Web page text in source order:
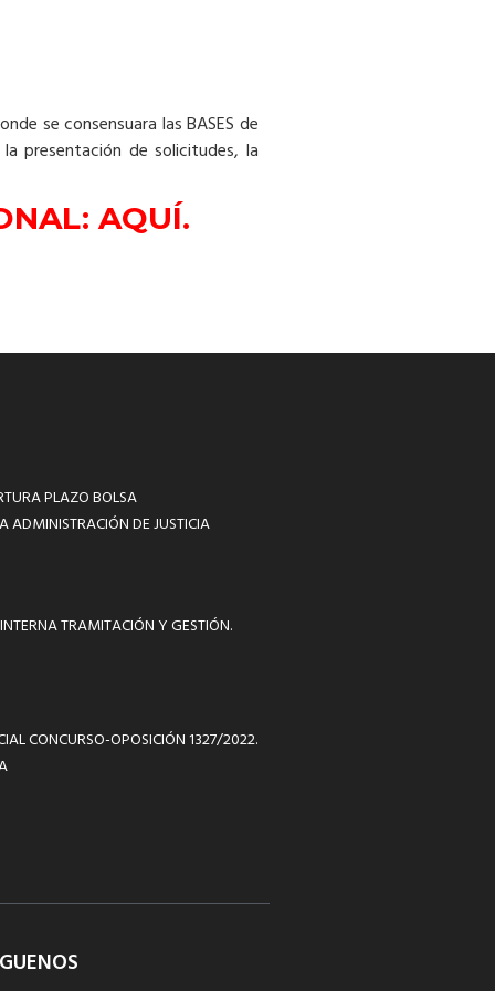
se consensuara las BASES de
presentación de solicitudes, la
AQUÍ.
PLAZO BOLSA
ADMINISTRACIÓN DE JUSTICIA
TRAMITACIÓN Y GESTIÓN.
CONCURSO-OPOSICIÓN 1327/2022.